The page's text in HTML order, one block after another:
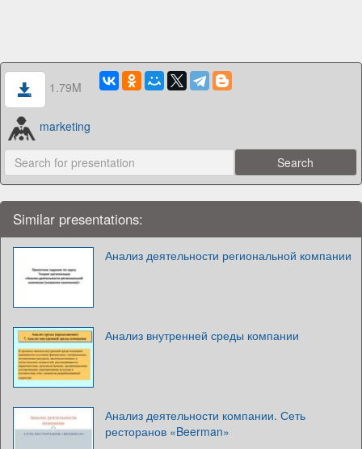
1.79M
marketing
Similar presentations:
Анализ деятельности региональной компании
Анализ внутренней среды компании
Анализ деятельности компании. Сеть
ресторанов «Beerman»